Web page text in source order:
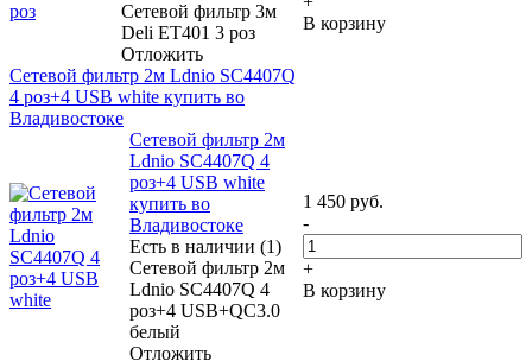
Сетевой фильтр 3м
Deli ET401 3 роз
Отложить
В корзину
Сетевой фильтр 2м Ldnio SC4407Q
4 роз+4 USB white купить во
Владивостоке
Сетевой фильтр 2м
Ldnio SC4407Q 4
роз+4 USB white
купить во
Владивостоке
Есть в наличии (1)
Сетевой фильтр 2м
Ldnio SC4407Q 4
роз+4 USB+QC3.0
белый
Отложить
1 450 руб.
-
+
В корзину